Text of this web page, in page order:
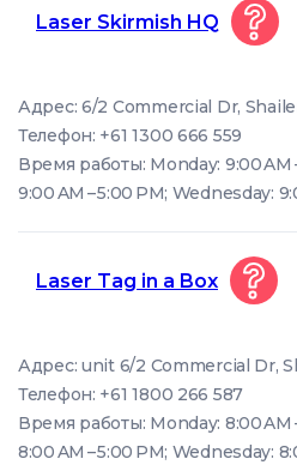
Laser Skirmish HQ
Адрес: 6/2 Commercial Dr,
Телефон: +61 1300 666 559
Время работы: Monday: 9:00 AM
9:00 AM – 5:00 PM; Wednesday:
Laser Tag in a Box
Адрес: unit 6/2 Commercial Dr,
Телефон: +61 1800 266 587
Время работы: Monday: 8:00 AM
8:00 AM – 5:00 PM; Wednesday: